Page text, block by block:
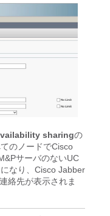
sharingの
のノードでCisco
サーバのないUC
なり、Cisco Jabber
絡先が表示されま